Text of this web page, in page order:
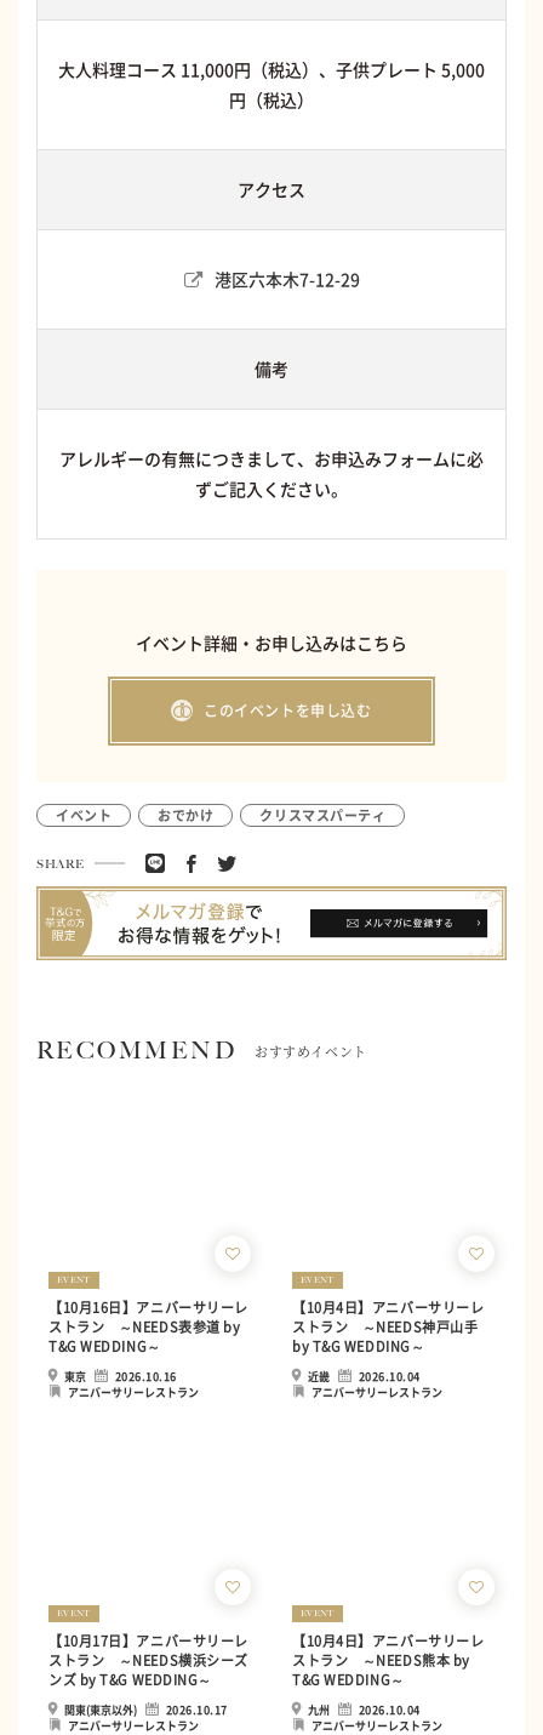
大人料理コース 11,000円（税込）、子供プレート 5,000
円（税込）
アクセス
港区六本木7-12-29
備考
アレルギーの有無につきまして、お申込みフォームに必
ずご記入ください。
イベント詳細・お申し込みはこちら
このイベントを申し込む
イベント おでかけ クリスマスパーティ
SHARE
RECOMMEND おすすめイベント
EVENT
【10月16日】アニバーサリーレ
ストラン ～NEEDS表参道 by
T&G WEDDING～
東京
2026.10.16
アニバーサリーレストラン
EVENT
【10月4日】アニバーサリーレ
ストラン ～NEEDS神戸山手
by T&G WEDDING～
近畿
2026.10.04
アニバーサリーレストラン
EVENT
【10月17日】アニバーサリーレ
ストラン ～NEEDS横浜シーズ
ンズ by T&G WEDDING～
関東(東京以外)
2026.10.17
アニバーサリーレストラン
EVENT
【10月4日】アニバーサリーレ
ストラン ～NEEDS熊本 by
T&G WEDDING～
九州
2026.10.04
アニバーサリーレストラン